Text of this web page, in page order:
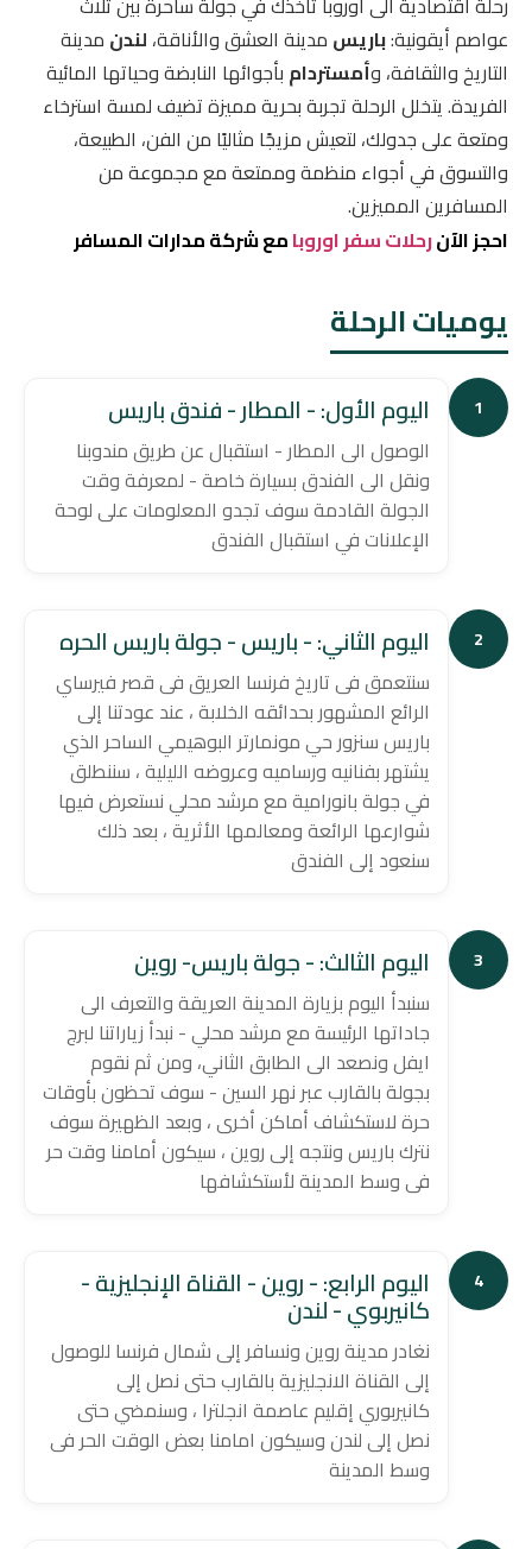
عواصم أيقونية:باريس مدينة العشق والأناقة، لندن مدينة
التاريخ والثقافة، وأمستردام بأجوائها النابضة وحياتها المائية
الفريدة. يتخلل الرحلة تجربة بحرية مميزة تضيف لمسة استرخاء
ومتعة على جدولك، لتعيش مزيجًا مثاليًا من الفن، الطبيعة،
والتسوق في أجواء منظمة وممتعة مع مجموعة من
المسافرين المميزين.
احجز الآنرحلات سفر اوروبامع شركة مدارات المسافر
يوميات الرحلة
1 اليوم الأول: - المطار - فندق باريس
الوصول الى المطار - استقبال عن طريق مندوبنا
ونقل الى الفندق بسيارة خاصة - لمعرفة وقت
الجولة القادمة سوف تجدو المعلومات على لوحة
الإعلانات في استقبال الفندق
2 اليوم الثاني: - باريس - جولة باريس الحره
سنتعمق فى تاريخ فرنسا العريق فى قصر فيرساي
الرائع المشهور بحدائقه الخلابة ، عند عودتنا إلى
باريس سنزور حي مونمارتر البوهيمي الساحر الذي
يشتهر بفنانيه ورساميه وعروضه الليلية ، سننطلق
في جولة بانورامية مع مرشد محلي نستعرض فيها
شوارعها الرائعة ومعالمها الأثرية ، بعد ذلك
سنعود إلى الفندق
3 اليوم الثالث: - جولة باريس- روين
سنبدأ اليوم بزيارة المدينة العريقة والتعرف الى
جاداتها الرئيسة مع مرشد محلي - نبدأ زياراتنا لبرج
ايفل ونصعد الى الطابق الثاني، ومن ثم نقوم
بجولة بالقارب عبر نهر السين - سوف تحظون بأوقات
حرة لاستكشاف أماكن أخرى ، وبعد الظهيرة سوف
نترك باريس ونتجه إلى روين ، سيكون أمامنا وقت حر
فى وسط المدينة لأستكشافها
4 اليوم الرابع: - روين - القناة الإنجليزية -
كانيربوي - لندن
نغادر مدينة روين ونسافر إلى شمال فرنسا للوصول
إلى القناة الانجليزية بالقارب حتى نصل إلى
كانيربوري إقليم عاصمة انجلترا ، وسنمضي حتى
نصل إلى لندن وسيكون امامنا بعض الوقت الحر فى
وسط المدينة